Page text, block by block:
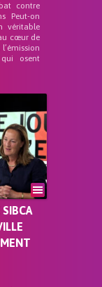
contre
Peut-on
véritable
cœur de
osent